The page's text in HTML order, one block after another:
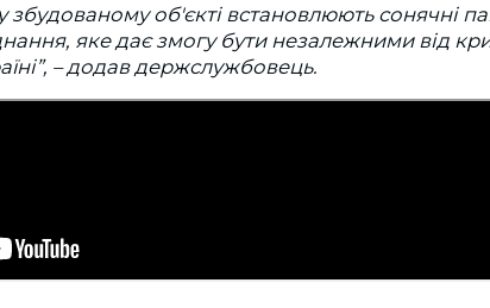
збудованому об'єкті встановлюють сонячні
яке дає змогу бути незалежними від
– додав держслужбовець.